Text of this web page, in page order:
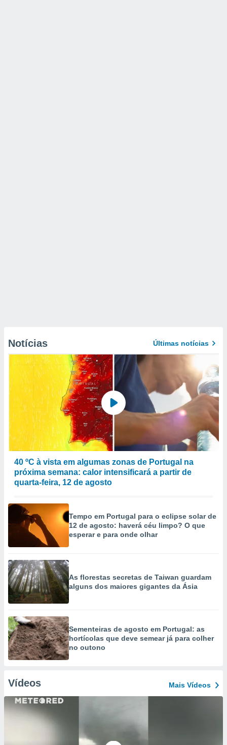
Notícias Últimas notícias
40 ºC à vista em algumas zonas de Portugal na
próxima semana: calor intensificará a partir de
quarta-feira, 12 de agosto
Tempo em Portugal para o eclipse solar de
12 de agosto: haverá céu limpo? O que
esperar e para onde olhar
As florestas secretas de Taiwan guardam
alguns dos maiores gigantes da Ásia
Sementeiras de agosto em Portugal: as
hortícolas que deve semear já para colher
no outono
Vídeos Mais Vídeos